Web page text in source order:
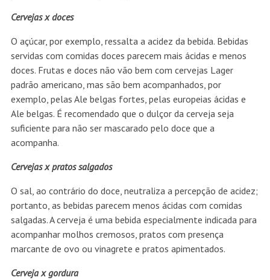
Cervejas x doces
O açúcar, por exemplo, ressalta a acidez da bebida. Bebidas
servidas com comidas doces parecem mais ácidas e menos
doces. Frutas e doces não vão bem com cervejas Lager
padrão americano, mas são bem acompanhados, por
exemplo, pelas Ale belgas fortes, pelas europeias ácidas e
Ale belgas. É recomendado que o dulçor da cerveja seja
suficiente para não ser mascarado pelo doce que a
acompanha.
Cervejas x pratos salgados
O sal, ao contrário do doce, neutraliza a percepção de acidez;
portanto, as bebidas parecem menos ácidas com comidas
salgadas. A cerveja é uma bebida especialmente indicada para
acompanhar molhos cremosos, pratos com presença
marcante de ovo ou vinagrete e pratos apimentados.
Cerveja x gordura